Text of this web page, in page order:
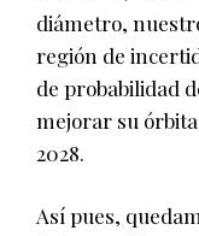
diámetro,
región de
de probabilidad
mejorar su
2028.
Así pues,